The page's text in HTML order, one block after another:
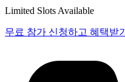
Limited Slots Available
무료 참가 신청하고 혜택받기